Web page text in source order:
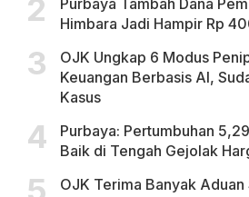
Purbaya Tambah Dana
Himbara Jadi Hampir Rp
OJK Ungkap 6 Modus
Keuangan Berbasis AI,
Kasus
Purbaya: Pertumbuhan
Baik di Tengah Gejolak
OJK Terima Banyak Aduan